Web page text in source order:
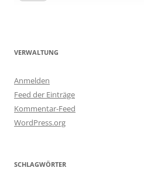
VERWALTUNG
Anmelden
Feed der Einträge
Kommentar-Feed
WordPress.org
SCHLAGWÖRTER